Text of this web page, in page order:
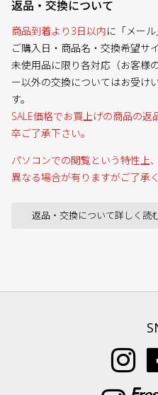
返品・交換について
商品到着より3日以内に「メー
ご購入日・商品名・交換希望サ
未使用品に限り各対応（お客様
ー以外の交換についてはお受け
す。
SALE価格でお買上げの商品の
卒ご了承下さい。
パソコンでの閲覧という特性上
異なる場合が有りますがご了承
返品・交換について詳しく読